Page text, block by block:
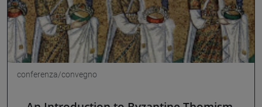
conferenza/convegno